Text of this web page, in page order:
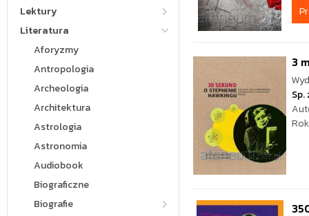
Lektury
Literatura
Aforyzmy
Antropologia
Archeologia
Architektura
Astrologia
Astronomia
Audiobook
Biograficzne
Biografie
3
Sp.